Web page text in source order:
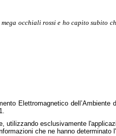
occhiali rossi e ho capito subito
Elettromagnetico
esclusivamente
che ne hanno determinato